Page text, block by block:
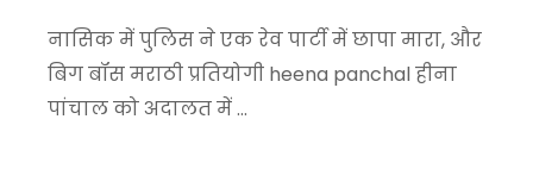
नासिक में पुलिस ने एक रेव पार्टी में छापा मारा, और
बिग बॉस मराठी प्रतियोगी heena panchal हीना
पांचाल को अदालत में ...